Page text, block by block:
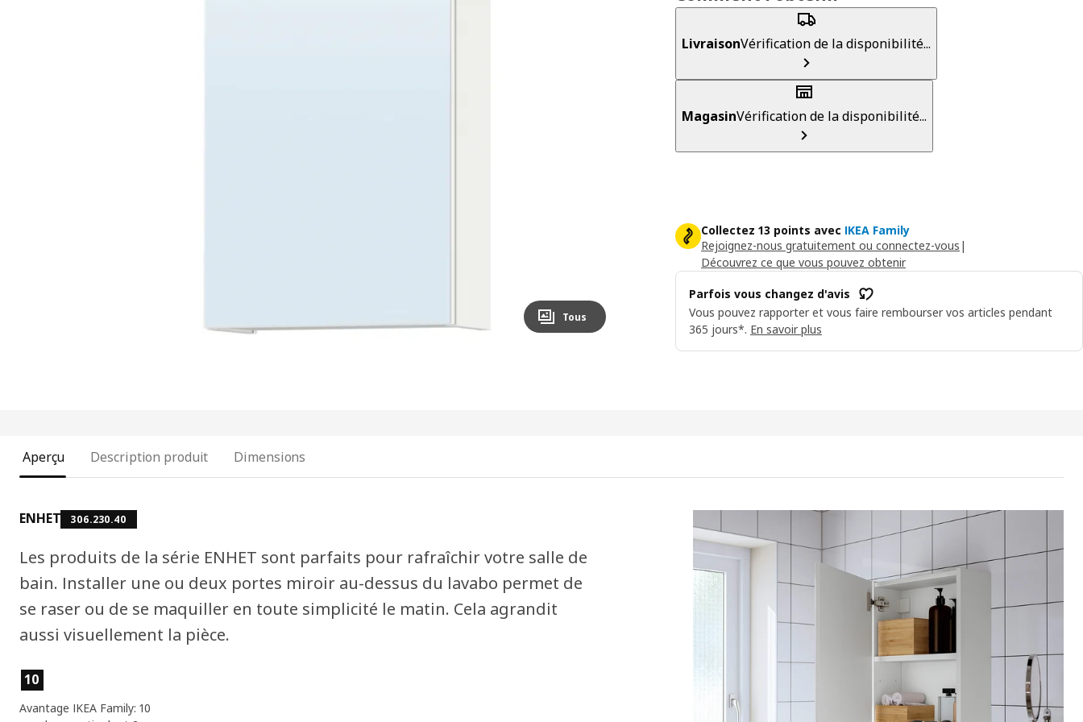
Tous
LivraisonVérification de la disponibilité...
MagasinVérification de la disponibilité...
Collectez 13 points avec IKEA Family
Rejoignez-nous gratuitement ou connectez-vous |
Découvrez ce que vous pouvez obtenir
Parfois vous changez d'avis
Vous pouvez rapporter et vous faire rembourser vos articles pendant
365 jours*. En savoir plus
Aperçu Description produit Dimensions
ENHET 306.230.40
Les produits de la série ENHET sont parfaits pour rafraîchir votre salle de
bain. Installer une ou deux portes miroir au-dessus du lavabo permet de
se raser ou de se maquiller en toute simplicité le matin. Cela agrandit
aussi visuellement la pièce.
Caractéristiques du produit
10
Avantage IKEA Family: 10